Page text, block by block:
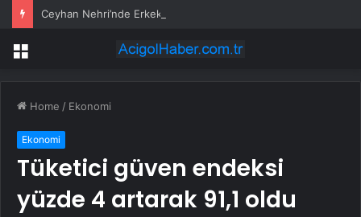
Ceyhan Nehri’nde Erkek Cesedi Bulundu
Menu
Home / Ekonomi
Ekonomi
Tüketici güven endeksi
yüzde 4 artarak 91,1 oldu